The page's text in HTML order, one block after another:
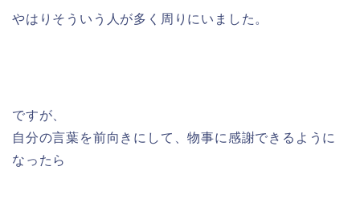
やはりそういう人が多く周りにいました。
ですが、
自分の言葉を前向きにして、物事に感謝できるように
なったら